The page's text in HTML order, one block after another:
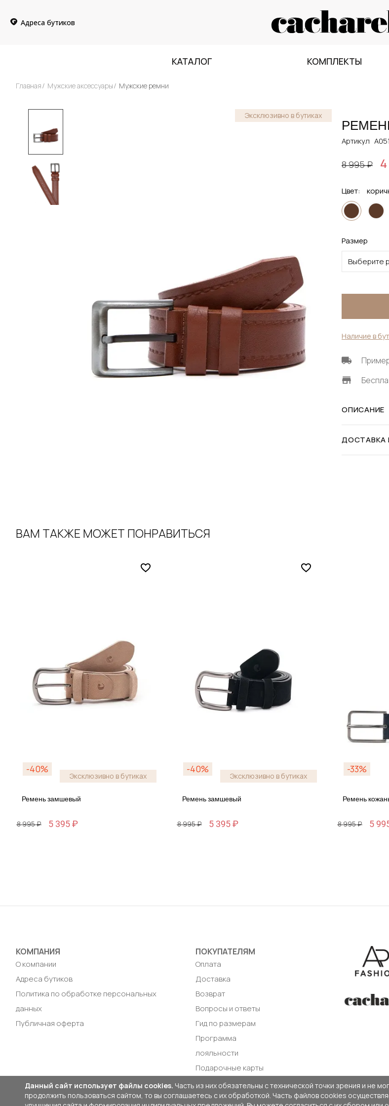
Адреса бутиков
КАТАЛОГ КОМПЛЕКТЫ
Главная Мужские аксессуары Мужские ремни
Эксклюзивно в бутиках
Артикул
8 995 ₽
Цвет:
Размер
Выберите
Наличие в
ОПИСАНИЕ
ДОСТАВКА
ВАМ ТАКЖЕ МОЖЕТ ПОНРАВИТЬСЯ
-40%
Эксклюзивно в бутиках
Ремень замшевый
8 995 ₽ 5 395 ₽
-40%
Эксклюзивно в бутиках
Ремень замшевый
8 995 ₽ 5 395 ₽
-33%
Ремень
8 995 ₽ 5
КОМПАНИЯ
О компании
Адреса бутиков
Политика по обработке персональных
данных
Публичная оферта
ПОКУПАТЕЛЯМ
Оплата
Доставка
Возврат
Вопросы и ответы
Гид по размерам
Программа
лояльности
Подарочные карты
Данный сайт использует файлы cookies. Часть из них обязательны с технической точки зрения и не
продолжить пользоваться сайтом, то вы соглашаетесь с их обработкой. Часть файлов cookies